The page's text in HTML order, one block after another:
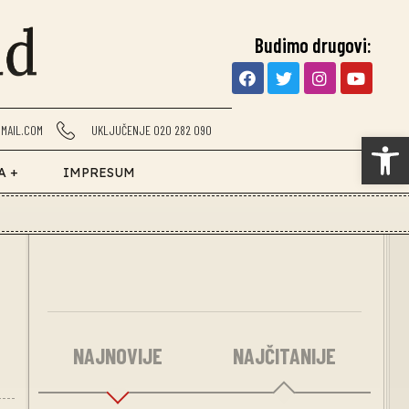
UKLJUČENJE 020 282 090
Budimo drugovi:
+ IMPRESUM
NAJNOVIJE NAJČITANIJE